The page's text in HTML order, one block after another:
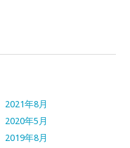
2021年8月
2020年5月
2019年8月